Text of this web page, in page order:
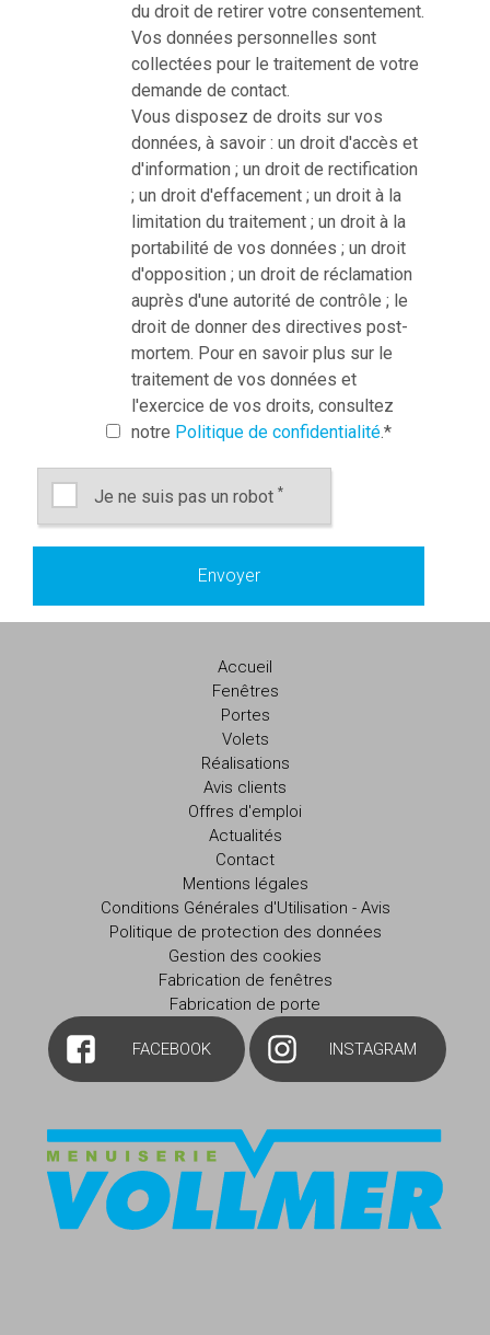
du droit de retirer votre consentement.
Vos données personnelles sont
collectées pour le traitement de votre
demande de contact.
Vous disposez de droits sur vos
données, à savoir : un droit d'accès et
d'information ; un droit de rectification
; un droit d'effacement ; un droit à la
limitation du traitement ; un droit à la
portabilité de vos données ; un droit
d'opposition ; un droit de réclamation
auprès d'une autorité de contrôle ; le
droit de donner des directives post-
mortem. Pour en savoir plus sur le
traitement de vos données et
l'exercice de vos droits, consultez
notre Politique de confidentialité.*
Je ne suis pas un robot *
Accueil
Fenêtres
Portes
Volets
Réalisations
Avis clients
Offres d'emploi
Actualités
Contact
Mentions légales
Conditions Générales d'Utilisation - Avis
Politique de protection des données
Gestion des cookies
Fabrication de fenêtres
Fabrication de porte
FACEBOOK INSTAGRAM